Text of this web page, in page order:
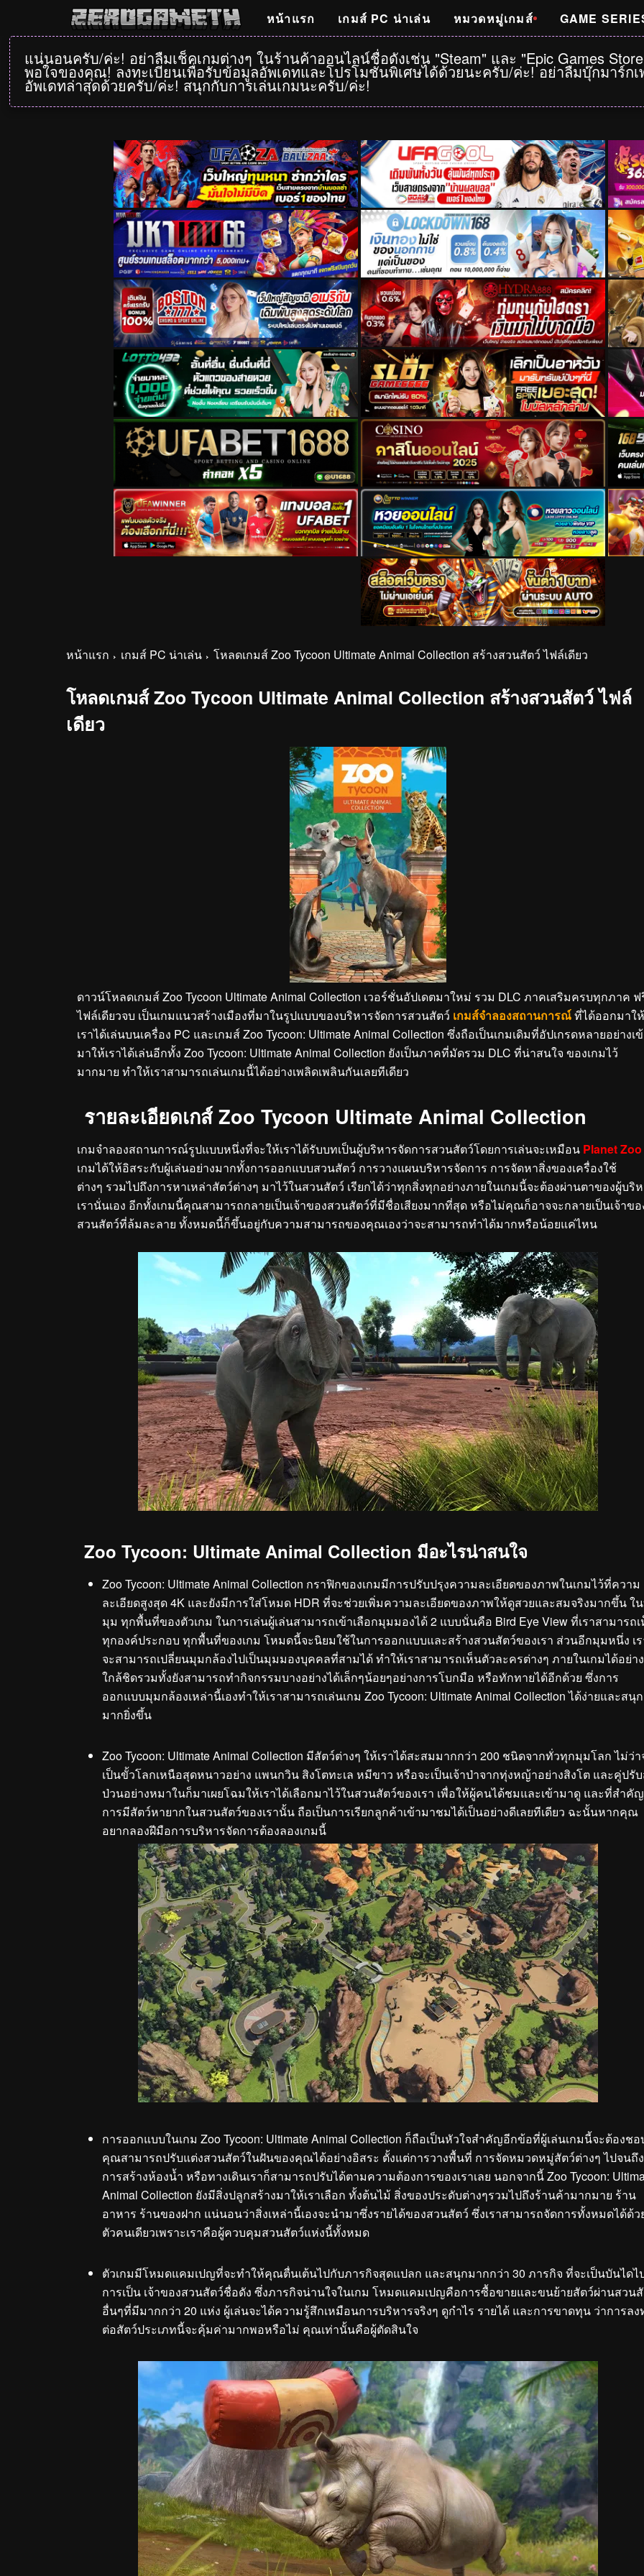
หน้าแรก เกมส์ PC น่าเล่น หมวดหมู่เกมส์ GAME
แน่นอนครับ/ค่ะ! อย่าลืมเช็คเกมต่างๆ ในร้านค้าออนไลน์ชื่อดังเช่น "Steam" และ "Epic Games
พอใจของคุณ! ลงทะเบียนเพื่อรับข้อมูลอัพเดทและโปรโมชั่นพิเศษได้ด้วยนะครับ/ค่ะ! อย่าลืมบุ๊กมาร์ก
อัพเดทล่าสุดด้วยครับ/ค่ะ! สนุกกับการเล่นเกมนะครับ/ค่ะ!
หน้าแรก เกมส์ PC น่าเล่น โหลดเกมส์ Zoo Tycoon Ultimate Animal Collection สร้างสวนสัตว์ ไฟล์เดียว
โหลดเกมส์ Zoo Tycoon Ultimate Animal Collection สร้างสวนสัตว์ ไฟล์
เดียว
ดาวน์โหลดเกมส์Zoo Tycoon Ultimate Animal Collection เวอร์ชั่นอัปเดตมาใหม่ รวม DLC ภาคเสริมครบทุกภาค ฟ
ไฟล์เดียวจบ เป็นเกมแนวสร้างเมืองที่มาในรูปแบบของบริหารจัดการสวนสัตว์ เกมส์จำลองสถานการณ์ที่ได้ออกมาให้
เราได้เล่นบนเครื่อง PC และเกมส์ Zoo Tycoon: Ultimate Animal Collection ซึ่งถือเป็นเกมเดิมที่อัปเกรดหลายอย่างเ
มาให้เราได้เล่นอีกทั้ง Zoo Tycoon: Ultimate Animal Collection ยังเป็นภาคที่มัดรวม DLC ที่น่าสนใจ ของเกมไว้
มากมาย ทำให้เราสามารถเล่นเกมนี้ได้อย่างเพลิดเพลินกันเลยทีเดียว
รายละเอียดเกส์ Zoo Tycoon Ultimate Animal Collection
เกมจำลองสถานการณ์รูปแบบหนึ่งที่จะให้เราได้รับบทเป็นผู้บริหารจัดการสวนสัตว์โดยการเล่นจะเหมือน Planet Zoo
เกมได้ให้อิสระกับผู้เล่นอย่างมากทั้งการออกแบบสวนสัตว์ การวางแผนบริหารจัดการ การจัดหาสิ่งของเครื่องใช้
ต่างๆ รวมไปถึงการหาเหล่าสัตว์ต่างๆ มาไว้ในสวนสัตว์ เรียกได้ว่าทุกสิ่งทุกอย่างภายในเกมนี้จะต้องผ่านตาของผู้บริ
เรานั่นเอง อีกทั้งเกมนี้คุณสามารถกลายเป็นเจ้าของสวนสัตว์ที่มีชื่อเสียงมากที่สุด หรือไม่คุณก็อาจจะกลายเป็นเจ้าขอ
สวนสัตว์ที่ล้มละลาย ทั้งหมดนี้ก็ขึ้นอยู่กับความสามารถของคุณเองว่าจะสามารถทำได้มากหรือน้อยแค่ไหน
Zoo Tycoon: Ultimate Animal Collection มีอะไรน่าสนใจ
Zoo Tycoon: Ultimate Animal Collection กราฟิกของเกมมีการปรับปรุงความละเอียดของภาพในเกมไว้ที่ความ
ละเอียดสูงสุด 4K และยังมีการใส่โหมด HDR ที่จะช่วยเพิ่มความละเอียดของภาพให้ดูสวยและสมจริงมากขึ้น ใ
มุม ทุกพื้นที่ของตัวเกม ในการเล่นผู้เล่นสามารถเข้าเลือกมุมมองได้ 2 แบบนั่นคือ Bird Eye View ที่เราสามารถ
ทุกองค์ประกอบ ทุกพื้นที่ของเกม โหมดนี้จะนิยมใช้ในการออกแบบและสร้างสวนสัตว์ของเรา ส่วนอีกมุมหนึ่ง เ
จะสามารถเปลี่ยนมุมกล้องไปเป็นมุมมองบุคคลที่สามได้ ทำให้เราสามารถเห็นตัวละครต่างๆ ภายในเกมได้อย่าง
ใกล้ชิดรวมทั้งยังสามารถทำกิจกรรมบางอย่างได้เล็กๆน้อยๆอย่างการโบกมือ หรือทักทายได้อีกด้วย ซึ่งการ
ออกแบบมุมกล้องเหล่านี้เองทำให้เราสามารถเล่นเกม Zoo Tycoon: Ultimate Animal Collection ได้ง่ายและสนุก
มากยิ่งขึ้น
Zoo Tycoon: Ultimate Animal Collection มีสัตว์ต่างๆ ให้เราได้สะสมมากกว่า 200 ชนิดจากทั่วทุกมุมโลก ไม่ว่า
เป็นขั้วโลกเหนือสุดหนาวอย่าง แพนกวิน สิงโตทะเล หมีขาว หรือจะเป็นเจ้าป่าจากทุ่งหญ้าอย่างสิงโต และคู่ปรั
ป่วนอย่างหมาในก็มาเผยโฉมให้เราได้เลือกมาไว้ในสวนสัตว์ของเรา เพื่อให้ผู้คนได้ชมและเข้ามาดู และที่สำคัญ
การมีสัตว์หายากในสวนสัตว์ของเรานั้น ถือเป็นการเรียกลูกค้าเข้ามาชมได้เป็นอย่างดีเลยทีเดียว ฉะนั้นหากคุณ
อยากลองฝีมือการบริหารจัดการต้องลองเกมนี้
การออกแบบในเกม Zoo Tycoon: Ultimate Animal Collection ก็ถือเป็นหัวใจสำคัญอีกข้อที่ผู้เล่นเกมนี้จะต้องชอ
คุณสามารถปรับแต่งสวนสัตว์ในฝันของคุณได้อย่างอิสระ ตั้งแต่การวางพื้นที่ การจัดหมวดหมู่สัตว์ต่างๆ ไปจนถึง
การสร้างห้องน้ำ หรือทางเดินเราก็สามารถปรับได้ตามความต้องการของเราเลย นอกจากนี้ Zoo Tycoon:
Animal Collection ยังมีสิ่งปลูกสร้างมาให้เราเลือก ทั้งต้นไม้ สิ่งของประดับต่างๆรวมไปถึงร้านค้ามากมาย ร้าน
อาหาร ร้านของฝาก แน่นอนว่าสิ่งเหล่านี้เองจะนำมาซึ่งรายได้ของสวนสัตว์ ซึ่งเราสามารถจัดการทั้งหมดได้ด้ว
ตัวคนเดียวเพราะเราคือผู้ควบคุมสวนสัตว์แห่งนี้ทั้งหมด
ตัวเกมมีโหมดแคมเปญที่จะทำให้คุณตื่นเต้นไปกับภารกิจสุดแปลก และสนุกมากกว่า 30 ภารกิจ ที่จะเป็นบันไดไ
การเป็น เจ้าของสวนสัตว์ชื่อดัง ซึ่งภารกิจน่านใจในเกม โหมดแคมเปญคือการซื้อขายและขนย้ายสัตว์ผ่านสวน
อื่นๆที่มีมากกว่า 20 แห่ง ผู้เล่นจะได้ความรู้สึกเหมือนการบริหารจริงๆ ดูกำไร รายได้ และการขาดทุน ว่าการล
ต่อสัตว์ประเภทนี้จะคุ้มค่ามากพอหรือไม่ คุณเท่านั้นคือผู้ตัดสินใจ